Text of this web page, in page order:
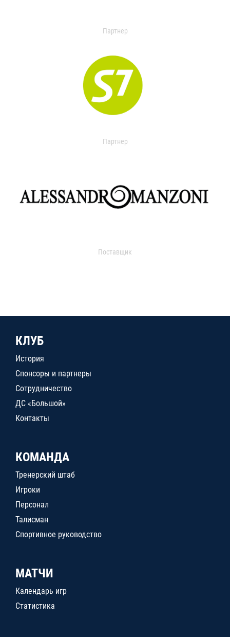
Партнер
Партнер
Поставщик
КЛУБ
История
Спонсоры и партнеры
Сотрудничество
ДС «Большой»
Контакты
КОМАНДА
Тренерский штаб
Игроки
Персонал
Талисман
Спортивное руководство
МАТЧИ
Календарь игр
Статистика